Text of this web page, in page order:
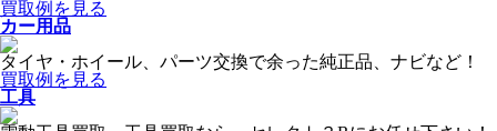
買取例を見る
カー用品
タイヤ・ホイール、パーツ交換で余った純正品、ナビなど！
買取例を見る
工具